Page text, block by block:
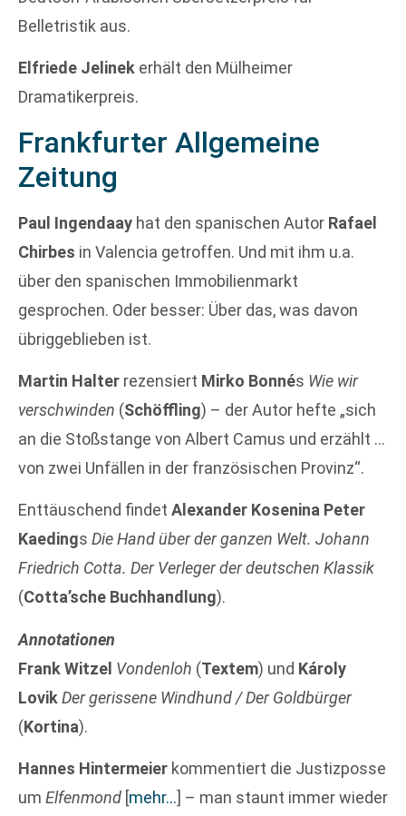
Belletristik aus.
Elfriede Jelinek erhält den Mülheimer
Dramatikerpreis.
Frankfurter Allgemeine
Zeitung
Paul Ingendaay hat den spanischen Autor Rafael
Chirbes in Valencia getroffen. Und mit ihm u.a.
über den spanischen Immobilienmarkt
gesprochen. Oder besser: Über das, was davon
übriggeblieben ist.
Martin Halter rezensiert Mirko Bonnés Wie wir
verschwinden (Schöffling) – der Autor hefte „sich
an die Stoßstange von Albert Camus und erzählt …
von zwei Unfällen in der französischen Provinz“.
Enttäuschend findet Alexander Kosenina Peter
Kaedings Die Hand über der ganzen Welt. Johann
Friedrich Cotta. Der Verleger der deutschen Klassik
(Cotta’sche Buchhandlung).
Annotationen
Frank Witzel Vondenloh (Textem) und Károly
LovikDer gerissene Windhund / Der Goldbürger
(Kortina).
Hannes Hintermeier kommentiert die Justizposse
um Elfenmond [mehr…] – man staunt immer wieder